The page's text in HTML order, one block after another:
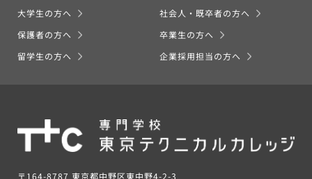
大学生の方へ
社会人・既卒者の方へ
保護者の方へ
卒業生の方へ
留学生の方へ
企業採用担当の方へ
〒164-8787 東京都中野区東中野4-2-3